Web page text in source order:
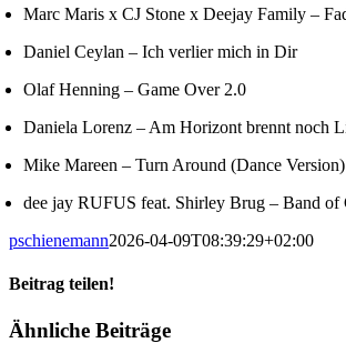
Marc Maris x CJ Stone x Deejay Family –
Daniel Ceylan – Ich verlier mich in Dir
Olaf Henning – Game Over 2.0
Daniela Lorenz – Am Horizont brennt noch
Mike Mareen – Turn Around (Dance Version)
dee jay RUFUS feat. Shirley Brug – Band
pschienemann2026-04-09T08:39:29+02:00
Beitrag teilen!
Facebook
X
LinkedIn
Pinterest
E-
Ähnliche Beiträge